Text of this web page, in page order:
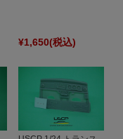
¥1,650(税込)